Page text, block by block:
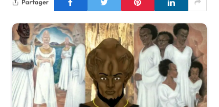
Partager